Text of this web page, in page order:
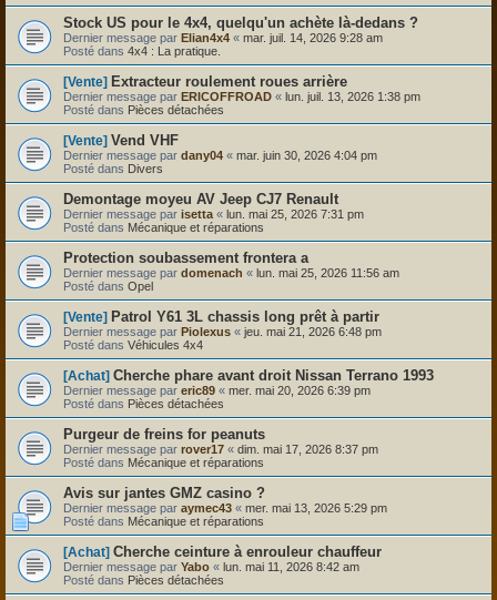
Stock US pour le 4x4, quelqu'un achète là-dedans ?
Dernier message par Elian4x4 « mar. juil. 14, 2026 9:28 am
Posté dans 4x4 : La pratique.
[Vente] Extracteur roulement roues arrière
Dernier message par ERICOFFROAD « lun. juil. 13, 2026 1:38 pm
Posté dans Pièces détachées
[Vente] Vend VHF
Dernier message par dany04 « mar. juin 30, 2026 4:04 pm
Posté dans Divers
Demontage moyeu AV Jeep CJ7 Renault
Dernier message par isetta « lun. mai 25, 2026 7:31 pm
Posté dans Mécanique et réparations
Protection soubassement frontera a
Dernier message par domenach « lun. mai 25, 2026 11:56 am
Posté dans Opel
[Vente] Patrol Y61 3L chassis long prêt à partir
Dernier message par Piolexus « jeu. mai 21, 2026 6:48 pm
Posté dans Véhicules 4x4
[Achat] Cherche phare avant droit Nissan Terrano 1993
Dernier message par eric89 « mer. mai 20, 2026 6:39 pm
Posté dans Pièces détachées
Purgeur de freins for peanuts
Dernier message par rover17 « dim. mai 17, 2026 8:37 pm
Posté dans Mécanique et réparations
Avis sur jantes GMZ casino ?
Dernier message par aymec43 « mer. mai 13, 2026 5:29 pm
Posté dans Mécanique et réparations
[Achat] Cherche ceinture à enrouleur chauffeur
Dernier message par Yabo « lun. mai 11, 2026 8:42 am
Posté dans Pièces détachées